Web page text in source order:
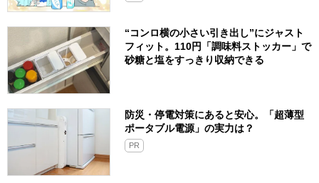
“コンロ横の小さい引き出し”にジャスト
フィット。110円「調味料ストッカー」で
砂糖と塩をすっきり収納できる
防災・停電対策にあると安心。「超薄型
ポータブル電源」の実力は？​
PR